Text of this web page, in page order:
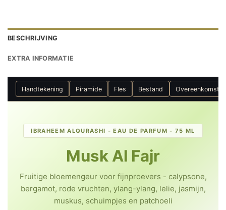
BESCHRIJVING
EXTRA INFORMATIE
Handtekening Piramide Fles Bestand Overeenkomsten
IBRAHEEM ALQURASHI - EAU DE PARFUM - 75 ML
Musk Al Fajr
Fruitige bloemengeur voor fijnproevers - calypsone,
bergamot, rode vruchten, ylang-ylang, lelie, jasmijn,
muskus, schuimpjes en patchoeli